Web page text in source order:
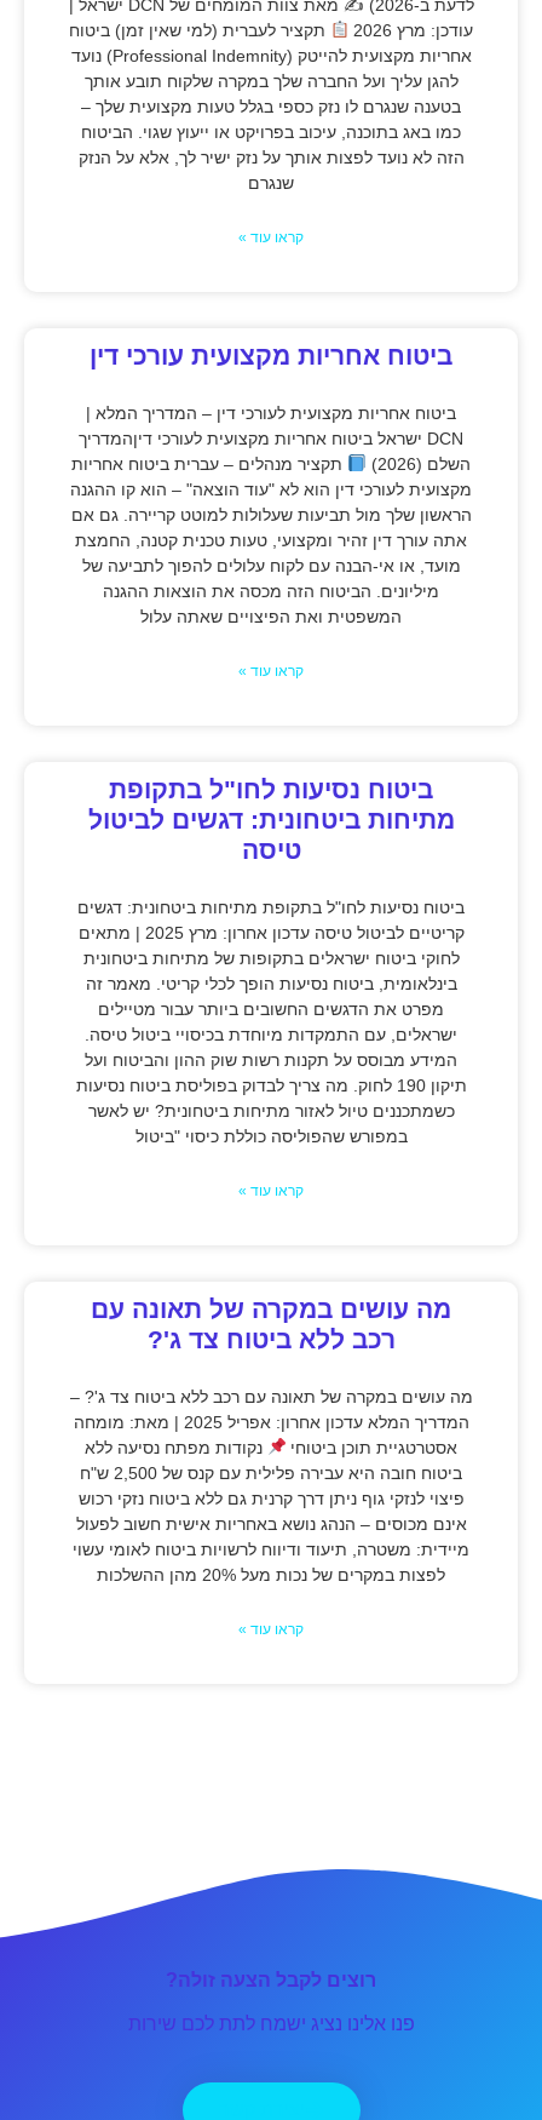
לדעת ב-2026) ✍
מאת צוות המומחים של DCN ישראל |
עודכן: מרץ 2026
תקציר לעברית (למי שאין זמן) ביטוח
אחריות מקצועית להייטק (Professional Indemnity) נועד
להגן עליך ועל החברה שלך במקרה שלקוח תובע אותך
בטענה שנגרם לו נזק כספי בגלל טעות מקצועית שלך –
כמו באג בתוכנה, עיכוב בפרויקט או ייעוץ שגוי. הביטוח
הזה לא נועד לפצות אותך על נזק ישיר לך, אלא על הנזק
שנגרם
קראו עוד »
ביטוח אחריות מקצועית עורכי דין
ביטוח אחריות מקצועית לעורכי דין – המדריך המלא |
DCN ישראל ביטוח אחריות מקצועית לעורכי דיןהמדריך
השלם (2026)
תקציר מנהלים – עברית ביטוח אחריות
מקצועית לעורכי דין הוא לא "עוד הוצאה" – הוא קו ההגנה
הראשון שלך מול תביעות שעלולות למוטט קריירה. גם אם
אתה עורך דין זהיר ומקצועי, טעות טכנית קטנה, החמצת
מועד, או אי-הבנה עם לקוח עלולים להפוך לתביעה של
מיליונים. הביטוח הזה מכסה את הוצאות ההגנה
המשפטית ואת הפיצויים שאתה עלול
קראו עוד »
ביטוח נסיעות לחו"ל בתקופת
מתיחות ביטחונית: דגשים לביטול
טיסה
ביטוח נסיעות לחו"ל בתקופת מתיחות ביטחונית: דגשים
קריטיים לביטול טיסה עדכון אחרון: מרץ 2025 | מתאים
לחוקי ביטוח ישראלים בתקופות של מתיחות ביטחונית
בינלאומית, ביטוח נסיעות הופך לכלי קריטי. מאמר זה
מפרט את הדגשים החשובים ביותר עבור מטיילים
ישראלים, עם התמקדות מיוחדת בכיסויי ביטול טיסה.
המידע מבוסס על תקנות רשות שוק ההון והביטוח ועל
תיקון 190 לחוק. מה צריך לבדוק בפוליסת ביטוח נסיעות
כשמתכננים טיול לאזור מתיחות ביטחונית? יש לאשר
במפורש שהפוליסה כוללת כיסוי "ביטול
קראו עוד »
מה עושים במקרה של תאונה עם
רכב ללא ביטוח צד ג'?
מה עושים במקרה של תאונה עם רכב ללא ביטוח צד ג'? –
המדריך המלא עדכון אחרון: אפריל 2025 | מאת: מומחה
אסטרטגיית תוכן ביטוחי
נקודות מפתח נסיעה ללא
ביטוח חובה היא עבירה פלילית עם קנס של 2,500 ש"ח
פיצוי לנזקי גוף ניתן דרך קרנית גם ללא ביטוח נזקי רכוש
אינם מכוסים – הנהג נושא באחריות אישית חשוב לפעול
מיידית: משטרה, תיעוד ודיווח לרשויות ביטוח לאומי עשוי
לפצות במקרים של נכות מעל 20% מהן ההשלכות
קראו עוד »
רוצים לקבל הצעה זולה?
פנו אלינו נציג ישמח לתת לכם שירות